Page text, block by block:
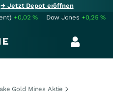
→ Jetzt Depot eröffnen
+0,02% Dow Jones +0,25%
Gold Mines Aktie